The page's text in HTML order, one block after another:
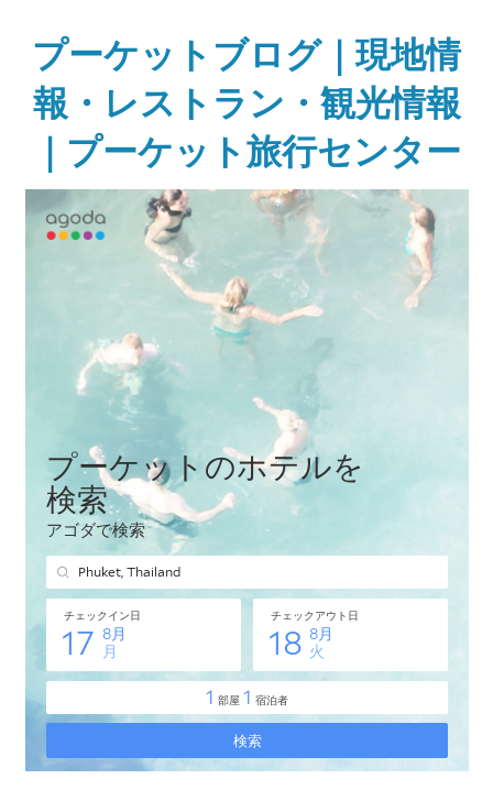
contentプーケットブログ｜現地情
報・レストラン・観光情報
｜プーケット旅行センター
ガ
イ・
ケ
島
現